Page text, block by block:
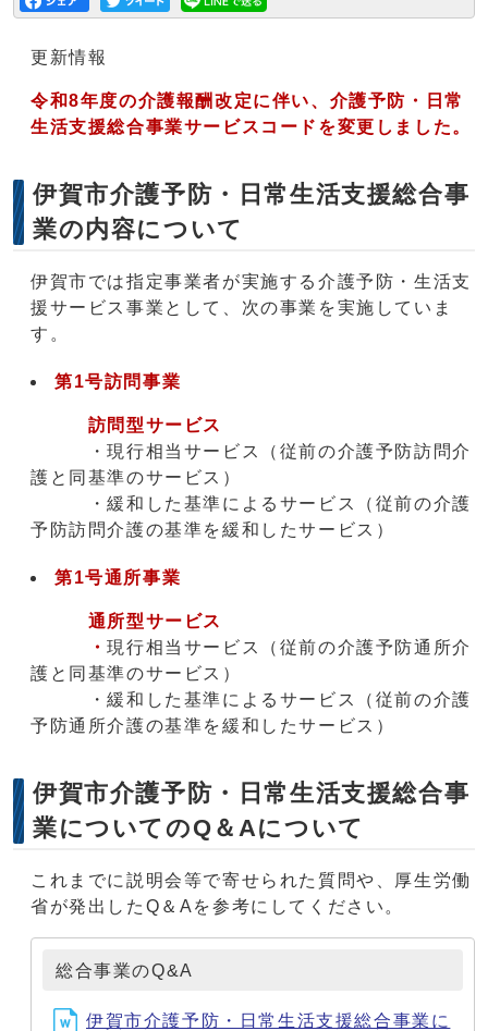
更新情報
令和8年度の介護報酬改定に伴い、介護予防・日常
生活支援総合事業サービスコードを変更しました。
伊賀市介護予防・日常生活支援総合事
業の内容について
伊賀市では指定事業者が実施する介護予防・生活支
援サービス事業として、次の事業を実施していま
す。
第1号訪問事業
訪問型サービス
・現行相当サービス（従前の介護予防訪問介
護と同基準のサービス）
・緩和した基準によるサービス（従前の介護
予防訪問介護の基準を緩和したサービス）
第1号通所事業
通所型サービス
・現行相当サービス（従前の介護予防通所介
護と同基準のサービス）
・緩和した基準によるサービス（従前の介護
予防通所介護の基準を緩和したサービス）
伊賀市介護予防・日常生活支援総合事
業についてのQ＆Aについて
これまでに説明会等で寄せられた質問や、厚生労働
省が発出したQ＆Aを参考にしてください。
総合事業のQ&A
伊賀市介護予防・日常生活支援総合事業に